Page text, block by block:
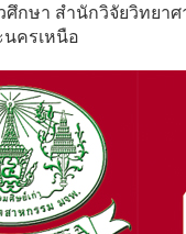
ศึกษา สำนักวิจัยวิทย
นครเหนือ